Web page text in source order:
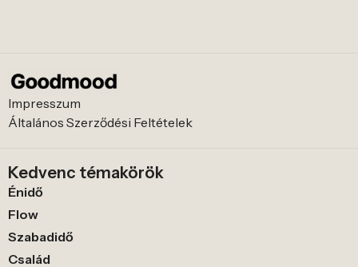
Impresszum
Általános Szerződési Feltételek
Kedvenc témakörök
Énidő
Flow
Szabadidő
Család